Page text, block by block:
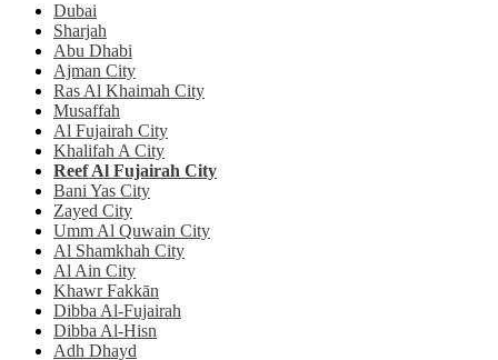
Dubai
Sharjah
Abu Dhabi
Ajman City
Ras Al Khaimah City
Musaffah
Al Fujairah City
Khalifah A City
Reef Al Fujairah City
Bani Yas City
Zayed City
Umm Al Quwain City
Al Shamkhah City
Al Ain City
Khawr Fakkān
Dibba Al-Fujairah
Dibba Al-Hisn
Adh Dhayd